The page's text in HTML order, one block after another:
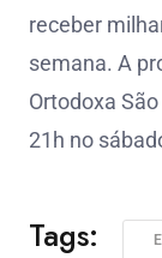
receber
semana. A
Ortodoxa
21h no
Tags: